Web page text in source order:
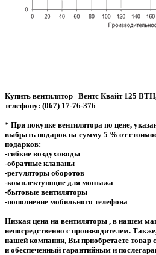
Купить вентилятор Вентс Квайт 125
телефону: (067) 17-76-376
* При покупке вентилятора по цене,
выбрать подарок на сумму 5 % от
подарков:
-гибкие воздуховоды
-обратные клапаны
-регуляторы оборотов
-комплектующие для монтажа
-бытовые вентиляторы
-пополнение мобильного телефона
Низкая цена на вентиляторы , в нашем
непосредственно с производителем.
нашей компании, Вы приобретаете товар
и обеспеченный гарантийным и